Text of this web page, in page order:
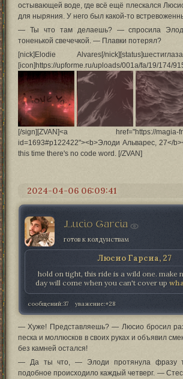
остывающей воде, где всё ещё плескался
для ныряния. У него был какой-то
— Ты что там делаешь? — спросила
тоненькой свечечкой. — Плавки потерял?
[nick]Elodie Alvares[/
[icon]https://upforme.ru/uploads/001a/fa/19/174/
[/sign][ZVAN]<a href="https://magia-
id=1693#p122422"><b>Элоди Альварес, 27</
this time there's no code word. [/ZVAN]
2024-04-06 06:09:41
Lucio Garcia
готов к колдунствам
Люсио Гарсиа, 27
hold on tight, this ride is a wild one. make
day will come when you can't cover up
сообщений:37 уважение:+28
— Хуже! Представляешь? — Люсио бросил
песка и моллюсков в своих руках и объявил
без камней остался!
— Да ты что, — Элоди протянула фразу
подобное происходило каждый четверг. —